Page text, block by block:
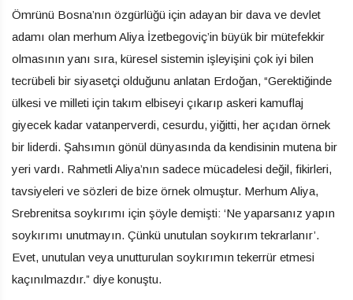
Ömrünü Bosna’nın özgürlüğü için adayan bir dava ve devlet
adamı olan merhum Aliya İzetbegoviç’in büyük bir mütefekkir
olmasının yanı sıra, küresel sistemin işleyişini çok iyi bilen
tecrübeli bir siyasetçi olduğunu anlatan Erdoğan, “Gerektiğinde
ülkesi ve milleti için takım elbiseyi çıkarıp askeri kamuflaj
giyecek kadar vatanperverdi, cesurdu, yiğitti, her açıdan örnek
bir liderdi. Şahsımın gönül dünyasında da kendisinin mutena bir
yeri vardı. Rahmetli Aliya’nın sadece mücadelesi değil, fikirleri,
tavsiyeleri ve sözleri de bize örnek olmuştur. Merhum Aliya,
Srebrenitsa soykırımı için şöyle demişti: ‘Ne yaparsanız yapın
soykırımı unutmayın. Çünkü unutulan soykırım tekrarlanır’.
Evet, unutulan veya unutturulan soykırımın tekerrür etmesi
kaçınılmazdır.” diye konuştu.